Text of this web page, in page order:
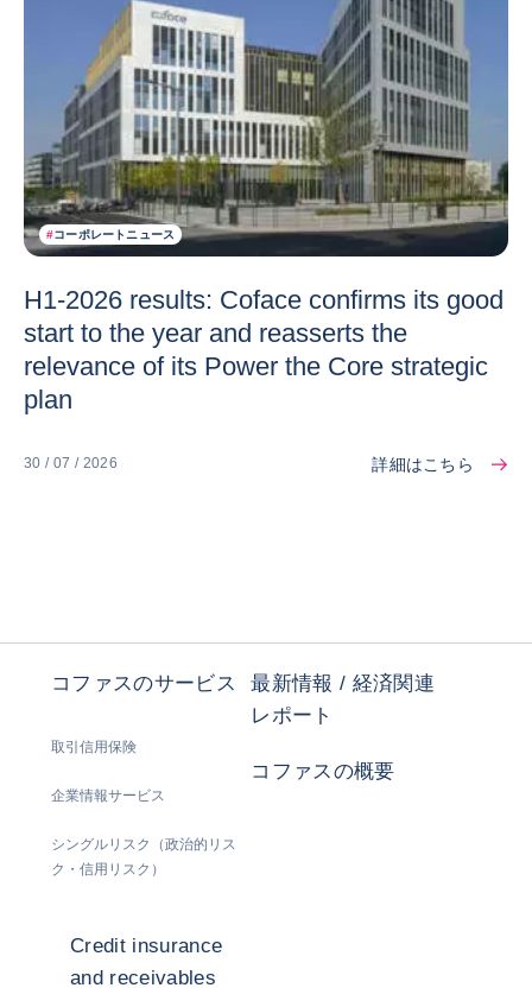
#コーポレートニュース
H1-2026 results: Coface confirms its good
start to the year and reasserts the
relevance of its Power the Core strategic
plan
30 / 07 / 2026 詳細はこちら
コファスのサービス
取引信用保険
企業情報サービス
シングルリスク（政治的リス
ク・信用リスク）
最新情報 / 経済関連
レポート
コファスの概要
Credit insurance
and receivables